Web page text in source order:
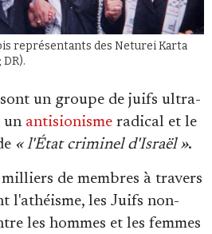
représentants des Neturei Karta
sont un groupe de juifs ultra-
un antisionisme radical et le
« l'État criminel d'Israël ».
de membres à travers
l'athéisme, les Juifs non-
les hommes et les femmes